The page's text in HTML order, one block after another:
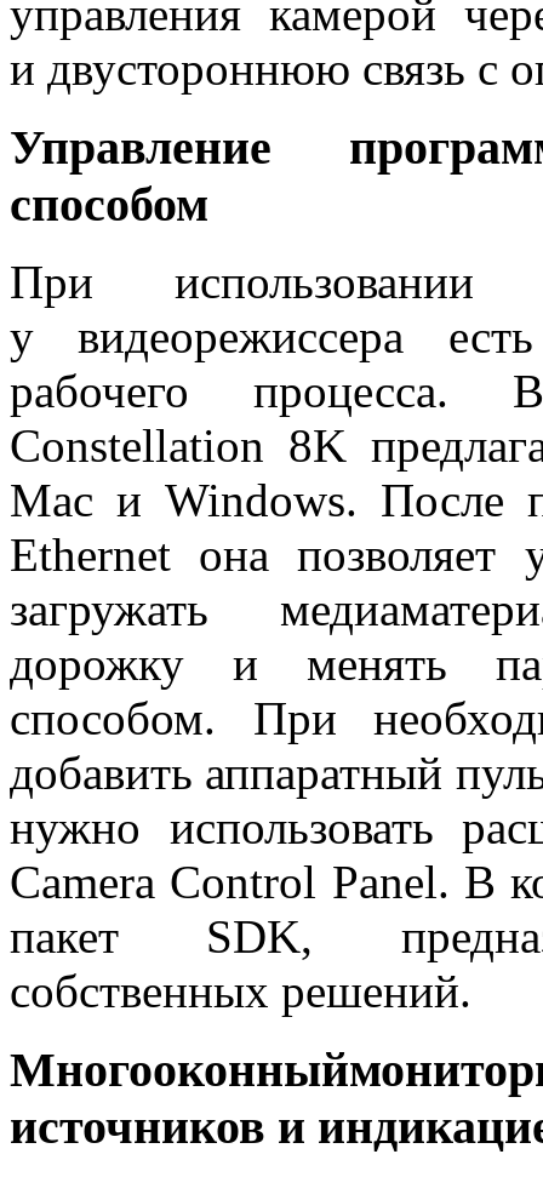
управления камерой
и двустороннюю связь с
Управление
способом
При
у видеорежиссера
рабочего
Constellation 8K
Mac и Windows. После
Ethernet она позволяет
загружать
дорожку и менять
способом. При
добавить аппаратный
нужно использовать
Camera Control Panel. В
пакет SDK,
собственных решений.
источников и